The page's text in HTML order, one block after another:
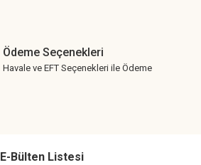
Ödeme Seçenekleri
Havale ve EFT Seçenekleri ile Ödeme
E-Bülten Listesi